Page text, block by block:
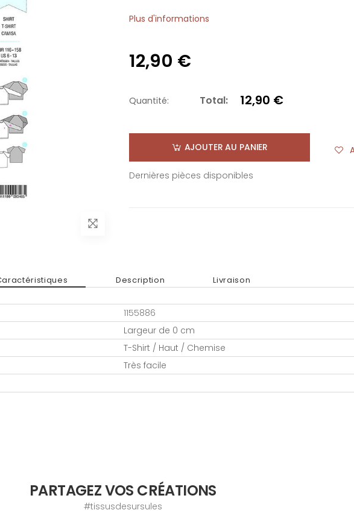
Plus d'informations
12,90 €
Quantité: Total: 12,90 €
AJOUTER AU PANIER
Dernières pièces disponibles
Description Livraison
1155886
Largeur de 0 cm
T-Shirt / Haut / Chemise
Très facile
PARTAGEZ VOS CRÉATIONS
#tissusdesursules